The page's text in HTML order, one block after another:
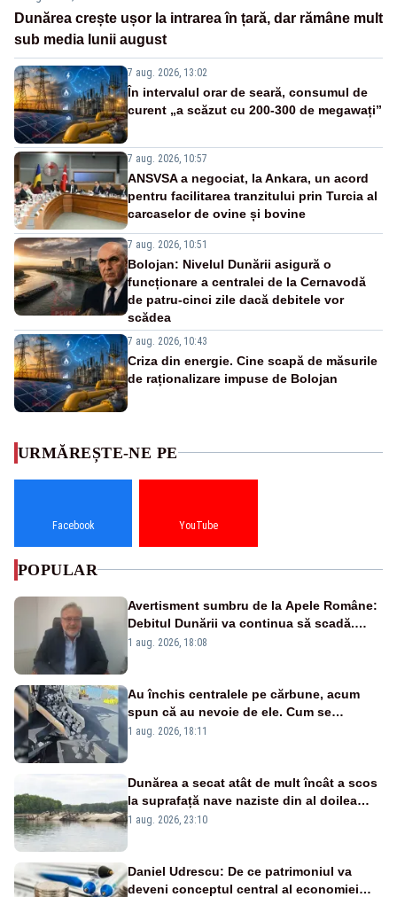
Dunărea crește ușor la intrarea în țară, dar rămâne mult
sub media lunii august
7 aug. 2026, 13:02
În intervalul orar de seară, consumul de
curent „a scăzut cu 200-300 de megawați”
7 aug. 2026, 10:57
ANSVSA a negociat, la Ankara, un acord
pentru facilitarea tranzitului prin Turcia al
carcaselor de ovine și bovine
7 aug. 2026, 10:51
Bolojan: Nivelul Dunării asigură o
funcționare a centralei de la Cernavodă
de patru-cinci zile dacă debitele vor
scădea
7 aug. 2026, 10:43
Criza din energie. Cine scapă de măsurile
de raționalizare impuse de Bolojan
URMĂREȘTE-NE PE
Facebook YouTube
POPULAR
Avertisment sumbru de la Apele Române:
Debitul Dunării va continua să scadă.
Cernavodă s-ar putea închide în 4 zile
1 aug. 2026, 18:08
Au închis centralele pe cărbune, acum
spun că au nevoie de ele. Cum se
pasează vina în plină criză energetică
1 aug. 2026, 18:11
Dunărea a secat atât de mult încât a scos
la suprafață nave naziste din al doilea
război mondial
1 aug. 2026, 23:10
Daniel Udrescu: De ce patrimoniul va
deveni conceptul central al economiei